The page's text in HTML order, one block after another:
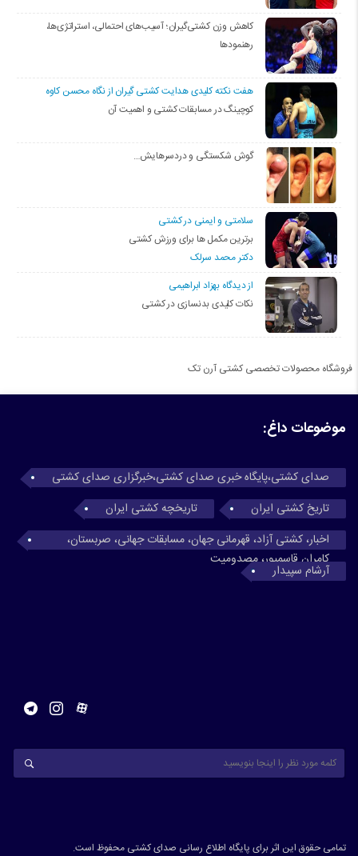
کاهش وزن کشتی‌گیران؛ آسیب‌های احتمالی، استراتژی‌ها،
رهنمودها
هفت نکته کلیدی هدایت کشتی گیران از نگاه محسن کاوه
کوچینگ در مسابقات کشتی و اهمیت آن
گوش شکستگی و دردسرهایش…
سلامتی و ایمنی در کشتی
برترین مکمل ها برای ورزش کشتی
دکتر محمد سرلک
از دیدگاه بهزاد ابراهیمی
نکات کلیدی بدنسازی در کشتی
فروشگاه محصولات تخصصی کشتی آرن تک
موضوعات داغ:
صدای کشتی،پایگاه خبری صدای کشتی،خبرگزاری صدای کشتی
تاریخ کشتی ایران
تاریخچه کشتی ایران
اخبار، کشتی آزاد، قهرمانی جهان، مسابقات جهانی، صربستان،
کامران قاسمپور، مصدومیت
آرشام سپیدار
تمامی حقوق این اثر برای پایگاه اطلاع رسانی صدای کشتی محفوظ است.